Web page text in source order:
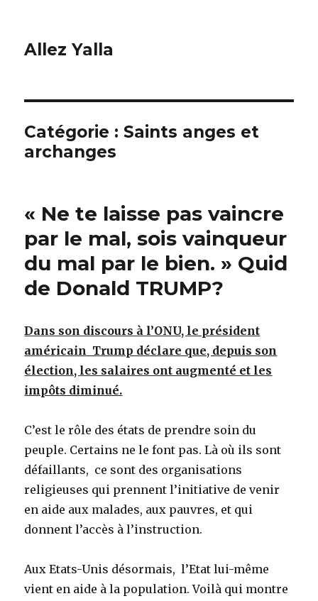
Allez Yalla
Catégorie : Saints anges et
archanges
« Ne te laisse pas vaincre
par le mal, sois vainqueur
du mal par le bien. » Quid
de Donald TRUMP?
Dans son discours à l’ONU, le président
américain Trump déclare que, depuis son
élection, les salaires ont augmenté et les
impôts diminué.
C’est le rôle des états de prendre soin du
peuple. Certains ne le font pas. Là où ils sont
défaillants, ce sont des organisations
religieuses qui prennent l’initiative de venir
en aide aux malades, aux pauvres, et qui
donnent l’accès à l’instruction.
Aux Etats-Unis désormais, l’Etat lui-même
vient en aide à la population. Voilà qui montre